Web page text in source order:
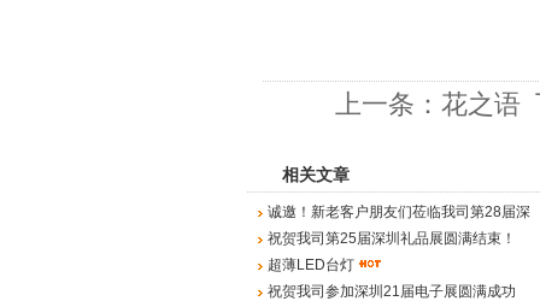
上一条： 花之语
相关文章
诚邀！新老客户朋友们莅临我司第28届深
圳国际礼品展！
祝贺我司第25届深圳礼品展圆满结束！
超薄LED台灯
祝贺我司参加深圳21届电子展圆满成功